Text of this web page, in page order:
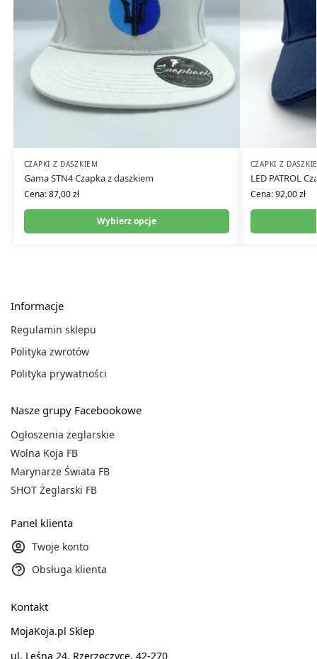
CZAPKI Z DASZKIEM
Gama STN4 Czapka z daszkiem
Cena:87,00zł
Wybierz opcje
CZAPKI Z
LED PATROL
Cena:92,00zł
Informacje
Regulamin sklepu
Polityka zwrotów
Polityka prywatności
Nasze grupy Facebookowe
Ogłoszenia żeglarskie
Wolna Koja FB
Marynarze Świata FB
SHOT Żeglarski FB
Panel klienta
Twoje konto
Obsługa klienta
Kontakt
MojaKoja.pl Sklep
ul. Leśna 24, Rzerzęczyce, 42-270